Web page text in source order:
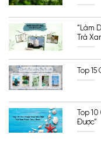
“Làm
Trà
Top
Top
Được”